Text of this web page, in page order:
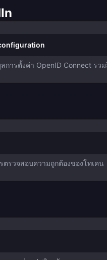
ารตั้งค่า OpenID Connect รว
ตรวจสอบความถูกต้องของโทเคน